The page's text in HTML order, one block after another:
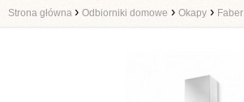
Strona główna › Odbiorniki domowe › Okapy › Faber